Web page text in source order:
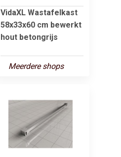
VidaXL Wastafelkast
58x33x60 cm bewerkt
hout betongrijs
Meerdere shops